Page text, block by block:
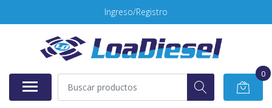
Ingreso/Registro
0